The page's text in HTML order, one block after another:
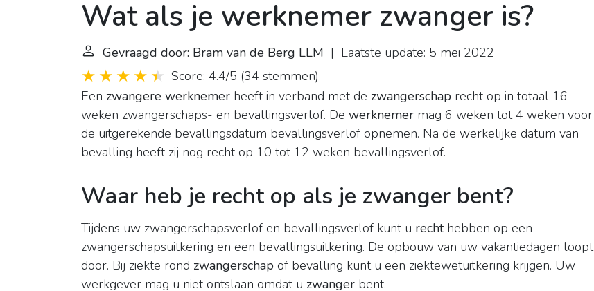
Wat als je werknemer zwanger is?
Gevraagd door: Bram van de Berg LLM | Laatste update: 5 mei 2022
Score: 4.4/5 (34 stemmen)
Een zwangere werknemer heeft in verband met de zwangerschap recht op in totaal 16
weken zwangerschaps- en bevallingsverlof. De werknemer mag 6 weken tot 4 weken voor
de uitgerekende bevallingsdatum bevallingsverlof opnemen. Na de werkelijke datum van
bevalling heeft zij nog recht op 10 tot 12 weken bevallingsverlof.
Waar heb je recht op als je zwanger bent?
Tijdens uw zwangerschapsverlof en bevallingsverlof kunt u rechthebben op een
zwangerschapsuitkering en een bevallingsuitkering. De opbouw van uw vakantiedagen loopt
door. Bij ziekte rond zwangerschap of bevalling kunt u een ziektewetuitkering krijgen. Uw
werkgever mag u niet ontslaan omdat u zwanger bent.